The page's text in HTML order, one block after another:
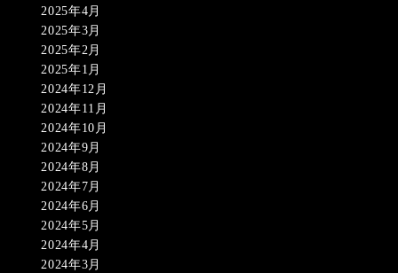
2025年4月
2025年3月
2025年2月
2025年1月
2024年12月
2024年11月
2024年10月
2024年9月
2024年8月
2024年7月
2024年6月
2024年5月
2024年4月
2024年3月